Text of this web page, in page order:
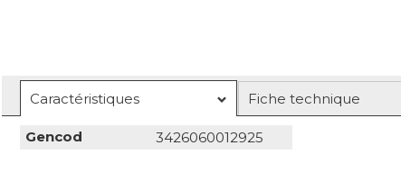
Caractéristiques Fiche technique
Gencod 3426060012925